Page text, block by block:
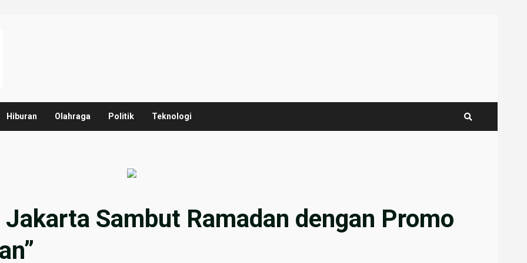
Hiburan Olahraga Politik Teknologi
Sambut Ramadan dengan Promo